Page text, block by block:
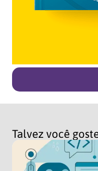
Talvez você